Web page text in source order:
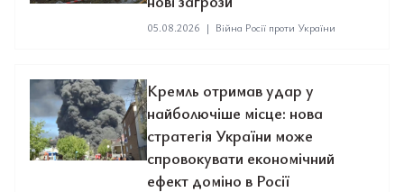
05.08.2026 | Війна Росії проти України
Кремль отримав удар у
найболючіше місце: нова
стратегія України може
спровокувати економічний
ефект доміно в Росії